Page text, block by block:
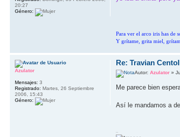
Para ver el arco iris has de
Y grítame, grita miel,
20:27
Género:
Re: Travian
Autor:Azulator »
Me parece bien
Así le mandamos a
Azulator
Mensajes: 3
Registrado: Martes, 26 Septiembre
2006, 15:43
Género: